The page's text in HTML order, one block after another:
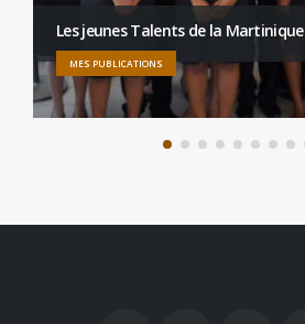
Les jeunes Talents de la Martinique
MES PUBLICATIONS